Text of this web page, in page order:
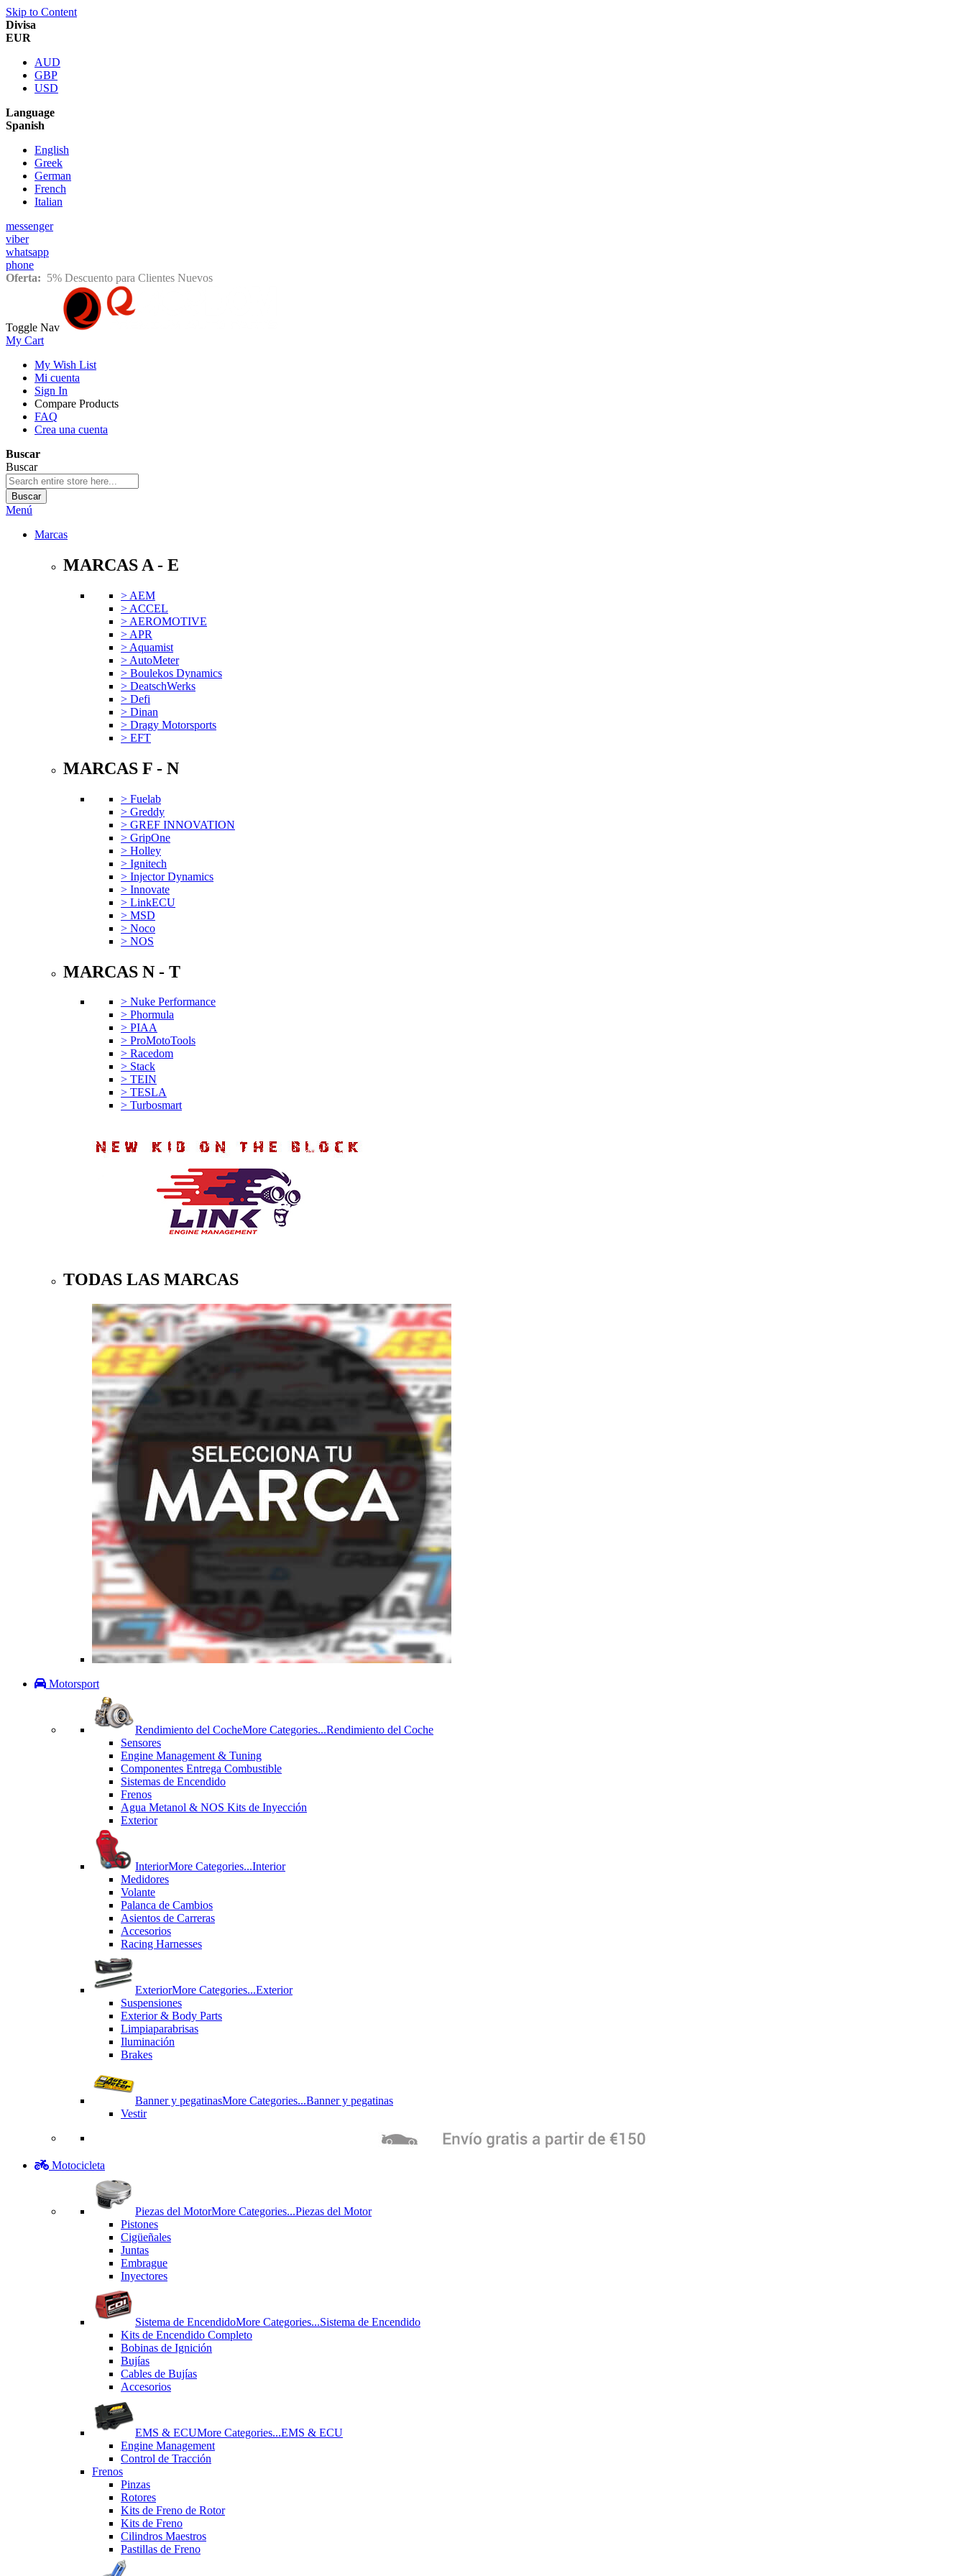
Skip to Content
Divisa
EUR
AUD
GBP
USD
Language
Spanish
English
Greek
German
French
Italian
messenger
viber
whatsapp
phone
Oferta: 5% Descuento para Clientes Nuevos
Toggle Nav
My Cart
My Wish List
Mi cuenta
Sign In
Compare Products
FAQ
Crea una cuenta
Buscar
Buscar
Buscar
Menú
Marcas
MARCAS A - E
> AEM
> ACCEL
> AEROMOTIVE
> APR
> Aquamist
> AutoMeter
> Boulekos Dynamics
> DeatschWerks
> Defi
> Dinan
> Dragy Motorsports
> EFT
MARCAS F - N
> Fuelab
> Greddy
> GREF INNOVATION
> GripOne
> Holley
> Ignitech
> Injector Dynamics
> Innovate
> LinkECU
> MSD
> Noco
> NOS
MARCAS N - T
> Nuke Performance
> Phormula
> PIAA
> ProMotoTools
> Racedom
> Stack
> TEIN
> TESLA
> Turbosmart
TODAS LAS MARCAS
Motorsport
Rendimiento del CocheMore Categories...Rendimiento del Coche
Sensores
Engine Management & Tuning
Componentes Entrega Combustible
Sistemas de Encendido
Frenos
Agua Metanol & NOS Kits de Inyección
Exterior
InteriorMore Categories...Interior
Medidores
Volante
Palanca de Cambios
Asientos de Carreras
Accesorios
Racing Harnesses
ExteriorMore Categories...Exterior
Suspensiones
Exterior & Body Parts
Limpiaparabrisas
Iluminación
Brakes
Banner y pegatinasMore Categories...Banner y pegatinas
Vestir
Motocicleta
Piezas del MotorMore Categories...Piezas del Motor
Pistones
Cigüeñales
Juntas
Εmbrague
Inyectores
Sistema de EncendidoMore Categories...Sistema de Encendido
Kits de Encendido Completo
Bobinas de Ignición
Bujías
Cables de Bujías
Accesorios
EMS & ECUMore Categories...EMS & ECU
Engine Management
Control de Tracción
Frenos
Pinzas
Rotores
Kits de Freno de Rotor
Kits de Freno
Cilindros Maestros
Pastillas de Freno